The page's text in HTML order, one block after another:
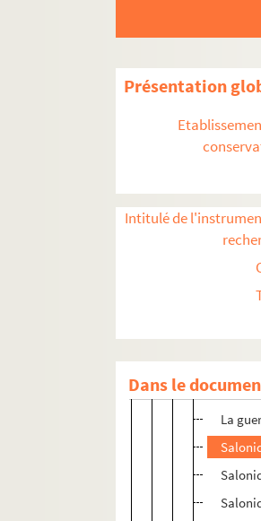
Présentation
Intitulé de
Dans le
Cour
La